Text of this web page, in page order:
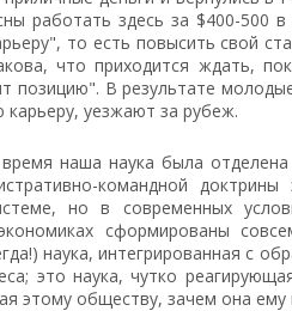
работать здесь за $400-500
то есть повысить свой
что приходится ждать,
позицию". В результате
уезжают за рубеж.
наша наука была
командной
но в современных
сформированы
наука, интегрированная с
это наука, чутко
этому обществу, зачем она ему